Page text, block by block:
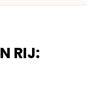
RIJ: